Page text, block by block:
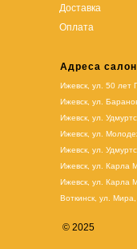
Доставка
Оплата
Адреса
Ижевск, ул. 50 лет
Ижевск, ул.
Ижевск, ул.
Ижевск, ул.
Ижевск, ул.
Ижевск, ул. Карла
Ижевск, ул. Карла
Воткинск, ул.
© 2025